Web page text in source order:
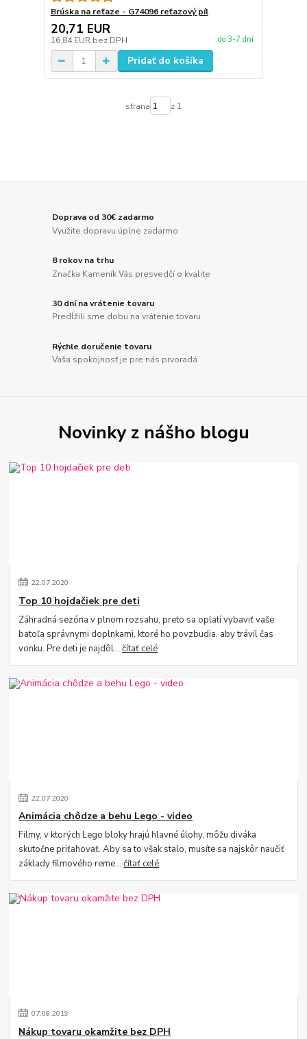
Brúska na reťaze - G74096 reťazový píl
20,71 EUR
16,84 EUR bez DPH do 3-7 dní
Pridať do košíka
strana z 1
Doprava od 30€ zadarmo
Využite dopravu úplne zadarmo
8 rokov na trhu
Značka Kameník Vás presvedčí o kvalite
30 dní na vrátenie tovaru
Predĺžili sme dobu na vrátenie tovaru
Rýchle doručenie tovaru
Vaša spokojnosť je pre nás prvoradá
Novinky z nášho blogu
22.07.2020
Top 10 hojdačiek pre deti
Záhradná sezóna v plnom rozsahu, preto sa oplatí vybaviť vaše
batoľa správnymi doplnkami, ktoré ho povzbudia, aby trávil čas
vonku. Pre deti je najdôl...čítať celé
22.07.2020
Animácia chôdze a behu Lego - video
Filmy, v ktorých Lego bloky hrajú hlavné úlohy, môžu diváka
skutočne priťahovať. Aby sa to však stalo, musíte sa najskôr naučiť
základy filmového reme...čítať celé
07.08.2019
Nákup tovaru okamžite bez DPH